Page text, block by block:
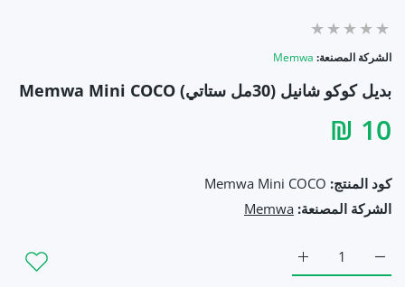
الشركة المصنعة: Memwa
بديل كوكو شانيل (30مل ستاتي) Memwa Mini COCO
10 ₪
كود المنتج:
الشركة المصنعة: Memwa
زيادة كمية بديل كوكو شانيل (30مل ستاتي) Memwa Mini COCO Default Titleزيادة كمية بديل كوكو شانيل (30مل ستاتي) Memwa Mini COCO Default Title